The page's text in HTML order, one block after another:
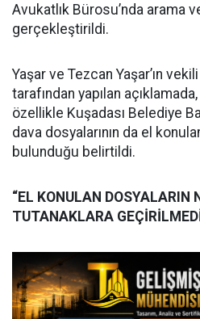
Avukatlık Bürosu’nda arama
gerçekleştirildi.
Yaşar ve Tezcan Yaşar’ın
tarafından yapılan
özellikle Kuşadası Belediye
dava dosyalarının da el
bulunduğu belirtildi.
“EL KONULAN DOSYALARIN
TUTANAKLARA